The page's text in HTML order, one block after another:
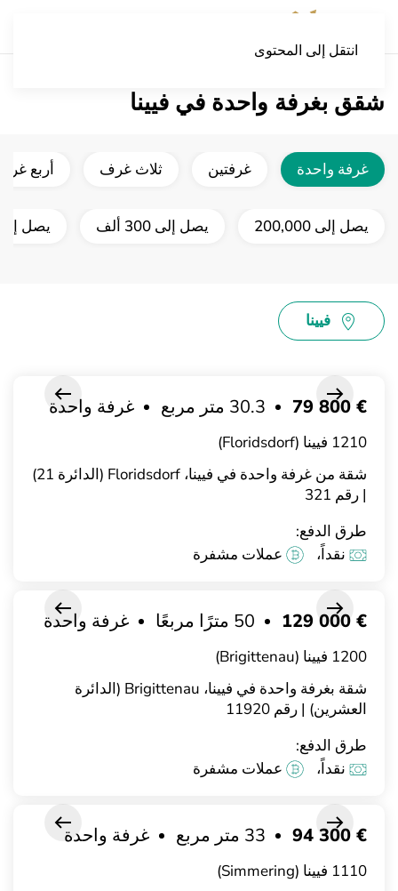
انتقل إلى المحتوى
شقق بغرفة واحدة في فيينا
غرفة واحدة غرفتين ثلاث غرف أربع
يصل إلى 200,000 يصل إلى 300 ألف يصل إلى 400
فيينا
شقة من غرفة واحدة في فيينا، Floridsdorf (الدائرة 21)
| رقم 321
€ 79 800 30.3 متر مربع غرفة واحدة
1210 فيينا (Floridsdorf)
طرق الدفع:
نقداً،
عملات مشفرة
شقة بغرفة واحدة في فيينا، Brigittenau (الدائرة
العشرين) | رقم 11920
€ 129 000 50 مترًا مربعًا غرفة واحدة
1200 فيينا (Brigittenau)
طرق الدفع:
نقداً،
عملات مشفرة
€ 94 300 33 متر مربع غرفة واحدة
1110 فيينا (Simmering)